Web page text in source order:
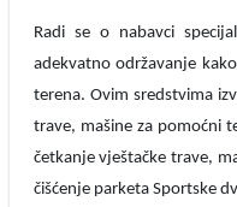
Radi se o nabavci
adekvatno održavanje
terena. Ovim sredstvima
trave, mašine za pomoćni
četkanje vještačke trave,
čišćenje parketa Sportske